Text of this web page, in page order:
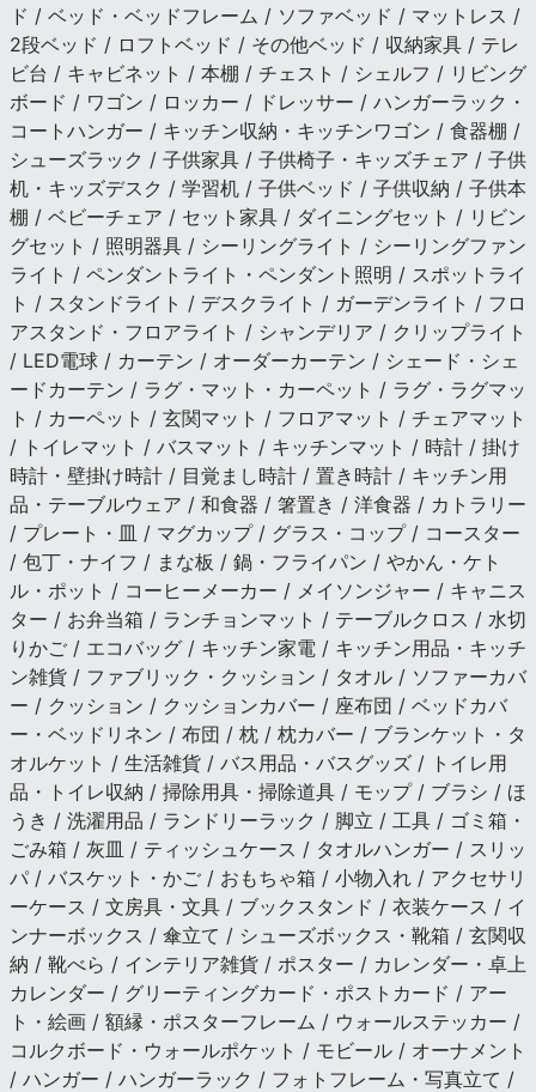
ド / ベッド・ベッドフレーム / ソファベッド / マットレス /
2段ベッド / ロフトベッド / その他ベッド / 収納家具 / テレ
ビ台 / キャビネット / 本棚 / チェスト / シェルフ / リビング
ボード / ワゴン / ロッカー / ドレッサー / ハンガーラック・
コートハンガー / キッチン収納・キッチンワゴン / 食器棚 /
シューズラック / 子供家具 / 子供椅子・キッズチェア / 子供
机・キッズデスク / 学習机 / 子供ベッド / 子供収納 / 子供本
棚 / ベビーチェア / セット家具 / ダイニングセット / リビン
グセット / 照明器具 / シーリングライト / シーリングファン
ライト / ペンダントライト・ペンダント照明 / スポットライ
ト / スタンドライト / デスクライト / ガーデンライト / フロ
アスタンド・フロアライト / シャンデリア / クリップライト
/ LED電球 / カーテン / オーダーカーテン / シェード・シェ
ードカーテン / ラグ・マット・カーペット / ラグ・ラグマッ
ト / カーペット / 玄関マット / フロアマット / チェアマット
/ トイレマット / バスマット / キッチンマット / 時計 / 掛け
時計・壁掛け時計 / 目覚まし時計 / 置き時計 / キッチン用
品・テーブルウェア / 和食器 / 箸置き / 洋食器 / カトラリー
/ プレート・皿 / マグカップ / グラス・コップ / コースター
/ 包丁・ナイフ / まな板 / 鍋・フライパン / やかん・ケト
ル・ポット / コーヒーメーカー / メイソンジャー / キャニス
ター / お弁当箱 / ランチョンマット / テーブルクロス / 水切
りかご / エコバッグ / キッチン家電 / キッチン用品・キッチ
ン雑貨 / ファブリック・クッション / タオル / ソファーカバ
ー / クッション / クッションカバー / 座布団 / ベッドカバ
ー・ベッドリネン / 布団 / 枕 / 枕カバー / ブランケット・タ
オルケット / 生活雑貨 / バス用品・バスグッズ / トイレ用
品・トイレ収納 / 掃除用具・掃除道具 / モップ / ブラシ / ほ
うき / 洗濯用品 / ランドリーラック / 脚立 / 工具 / ゴミ箱・
ごみ箱 / 灰皿 / ティッシュケース / タオルハンガー / スリッ
パ / バスケット・かご / おもちゃ箱 / 小物入れ / アクセサリ
ーケース / 文房具・文具 / ブックスタンド / 衣装ケース / イ
ンナーボックス / 傘立て / シューズボックス・靴箱 / 玄関収
納 / 靴べら / インテリア雑貨 / ポスター / カレンダー・卓上
カレンダー / グリーティングカード・ポストカード / アー
ト・絵画 / 額縁・ポスターフレーム / ウォールステッカー /
コルクボード・ウォールポケット / モビール / オーナメント
/ ハンガー / ハンガーラック / フォトフレーム・写真立て /